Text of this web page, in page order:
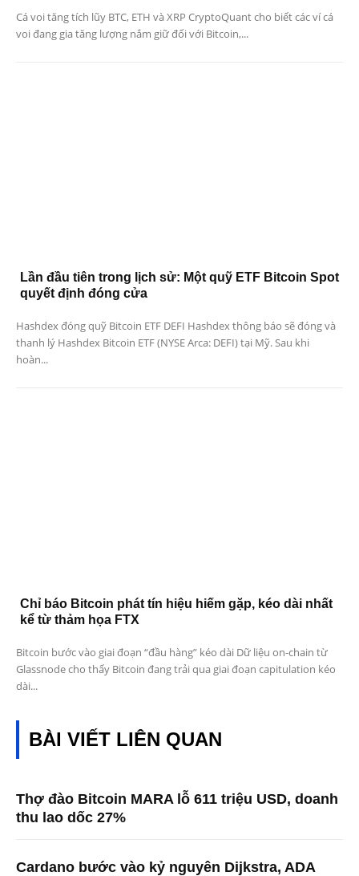
Cá voi tăng tích lũy BTC, ETH và XRP CryptoQuant cho biết các ví cá
voi đang gia tăng lượng nắm giữ đối với Bitcoin,...
Lần đầu tiên trong lịch sử: Một quỹ ETF Bitcoin Spot
quyết định đóng cửa
Hashdex đóng quỹ Bitcoin ETF DEFI Hashdex thông báo sẽ đóng và
thanh lý Hashdex Bitcoin ETF (NYSE Arca: DEFI) tại Mỹ. Sau khi
hoàn...
Chỉ báo Bitcoin phát tín hiệu hiếm gặp, kéo dài nhất
kể từ thảm họa FTX
Bitcoin bước vào giai đoạn “đầu hàng” kéo dài Dữ liệu on-chain từ
Glassnode cho thấy Bitcoin đang trải qua giai đoạn capitulation kéo
dài...
BÀI VIẾT LIÊN QUAN
Thợ đào Bitcoin MARA lỗ 611 triệu USD, doanh
thu lao dốc 27%
Cardano bước vào kỷ nguyên Dijkstra, ADA